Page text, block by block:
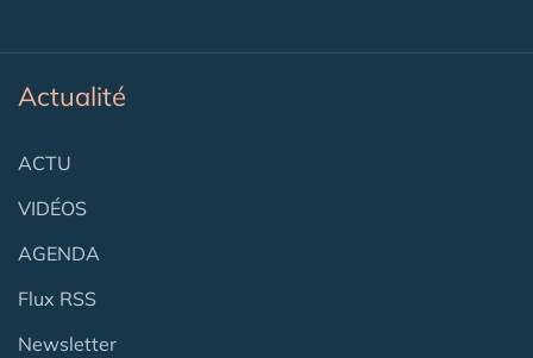
Actualité
ACTU
VIDÉOS
AGENDA
Flux RSS
Newsletter